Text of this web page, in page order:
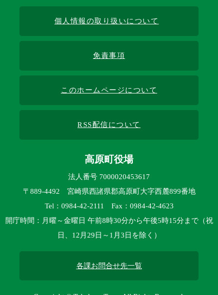
個人情報の取り扱いについて
免責事項
このホームページについて
RSS配信について
高原町役場
法人番号 7000020453617
〒889-4492 宮崎県西諸県郡高原町大字西麓899番地
Tel：0984-42-2111 Fax：0984-42-4623
開庁時間：月曜～金曜日 午前8時30分から午後5時15分まで（祝
日、12月29日～1月3日を除く）
各課お問合せ先一覧